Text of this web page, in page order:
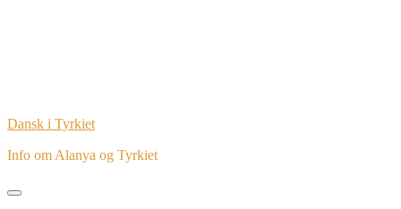
Dansk i Tyrkiet
Info om Alanya og Tyrkiet